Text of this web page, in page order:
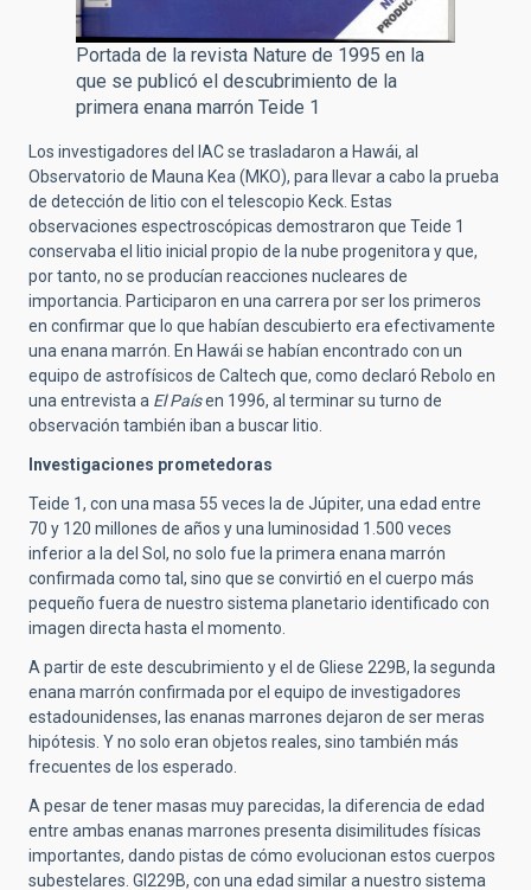
Portada de la revista Nature de 1995 en la
que se publicó el descubrimiento de la
primera enana marrón Teide 1
Los investigadores del IAC se trasladaron a Hawái, al
Observatorio de Mauna Kea (MKO), para llevar a cabo la prueba
de detección de litio con el telescopio Keck. Estas
observaciones espectroscópicas demostraron que Teide 1
conservaba el litio inicial propio de la nube progenitora y que,
por tanto, no se producían reacciones nucleares de
importancia. Participaron en una carrera por ser los primeros
en confirmar que lo que habían descubierto era efectivamente
una enana marrón. En Hawái se habían encontrado con un
equipo de astrofísicos de Caltech que, como declaró Rebolo en
una entrevista a El Paísen 1996, al terminar su turno de
observación también iban a buscar litio.
Investigaciones prometedoras
Teide 1, con una masa 55 veces la de Júpiter, una edad entre
70 y 120 millones de años y una luminosidad 1.500 veces
inferior a la del Sol, no solo fue la primera enana marrón
confirmada como tal, sino que se convirtió en el cuerpo más
pequeño fuera de nuestro sistema planetario identificado con
imagen directa hasta el momento.
A partir de este descubrimiento y el de Gliese 229B, la segunda
enana marrón confirmada por el equipo de investigadores
estadounidenses, las enanas marrones dejaron de ser meras
hipótesis. Y no solo eran objetos reales, sino también más
frecuentes de los esperado.
A pesar de tener masas muy parecidas, la diferencia de edad
entre ambas enanas marrones presenta disimilitudes físicas
importantes, dando pistas de cómo evolucionan estos cuerpos
subestelares. Gl229B, con una edad similar a nuestro sistema